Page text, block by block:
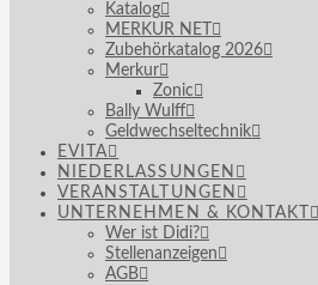
Katalog
MERKUR NET
Zubehörkatalog 2026
Merkur
Zonic
Bally Wulff
Geldwechseltechnik
EVITA
NIEDERLASSUNGEN
VERANSTALTUNGEN
UNTERNEHMEN & KONTAKT
Wer ist Didi?
Stellenanzeigen
AGB